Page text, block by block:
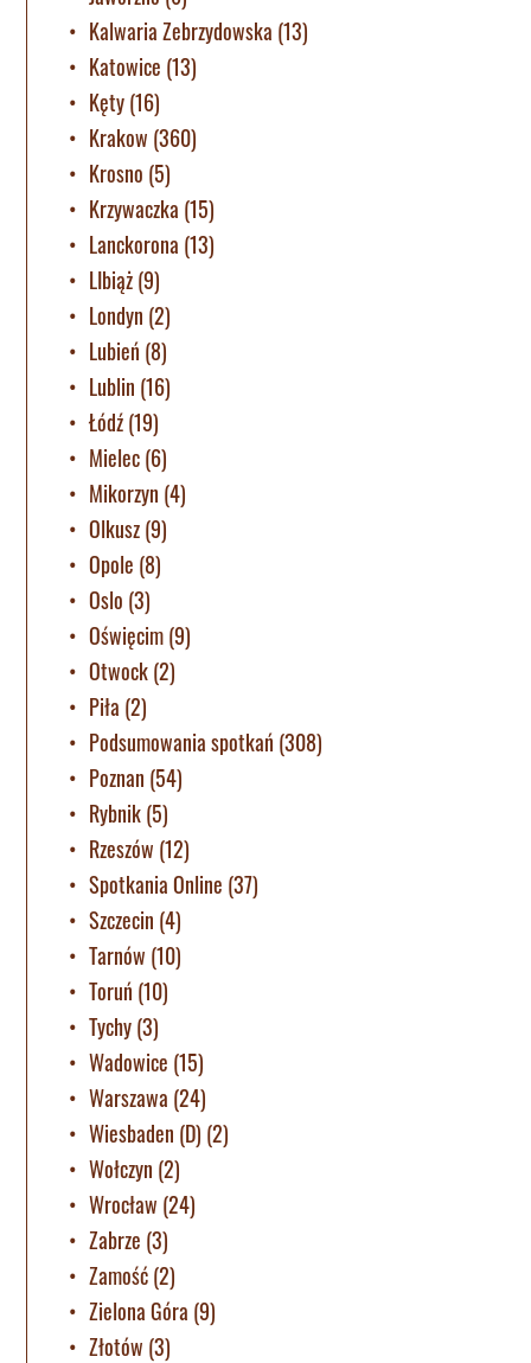
Kalwaria Zebrzydowska (13)
Katowice (13)
Kęty(16)
Krakow (360)
Krosno (5)
Krzywaczka (15)
Lanckorona (13)
LIbiąż(9)
Londyn (2)
Lubień (8)
Lublin (16)
Łódź(19)
Mielec(6)
Mikorzyn (4)
Olkusz(9)
Opole (8)
Oslo (3)
Oświęcim(9)
Otwock(2)
Piła (2)
Podsumowania spotkań (308)
Poznan (54)
Rybnik(5)
Rzeszów (12)
Spotkania Online (37)
Szczecin (4)
Tarnów (10)
Toruń (10)
Tychy(3)
Wadowice (15)
Warszawa (24)
Wiesbaden (D) (2)
Wołczyn (2)
Wrocław (24)
Zabrze (3)
Zamość(2)
Zielona Góra (9)
Złotów (3)